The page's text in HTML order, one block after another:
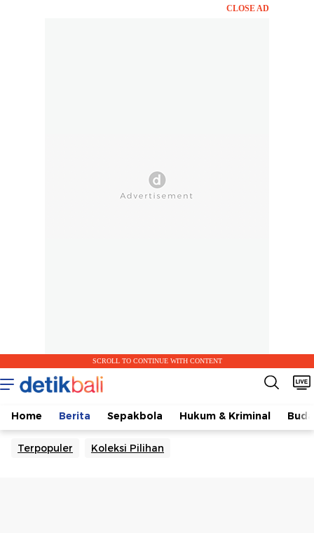
CLOSE AD
SCROLL TO CONTINUE WITH CONTENT
Home Berita Sepakbola Hukum & Kriminal
Terpopuler Koleksi Pilihan